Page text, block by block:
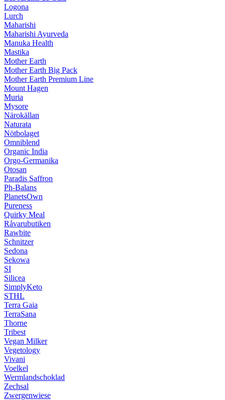
Logona
Lurch
Maharishi
Maharishi Ayurveda
Manuka Health
Mastika
Mother Earth
Mother Earth Big Pack
Mother Earth Premium Line
Mount Hagen
Muria
Mysore
Närokällan
Naturata
Nötbolaget
Omniblend
Organic India
Orgo-Germanika
Otosan
Paradis Saffron
Ph-Balans
PlanetsOwn
Pureness
Quirky Meal
Råvarubutiken
Rawbite
Schnitzer
Sedona
Sekowa
SI
Silicea
SimplyKeto
STHL
Terra Gaia
TerraSana
Thorne
Tribest
Vegan Milker
Vegetology
Vivani
Voelkel
Wermlandschoklad
Zechsal
Zwergenwiese